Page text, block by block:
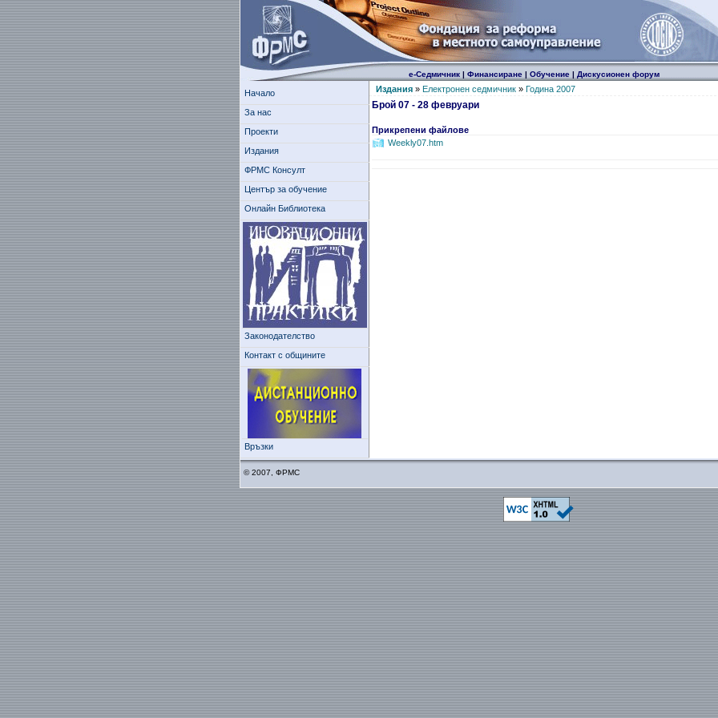
е-Седмичник| Финансиране| Обучение| Дискусионен форум
Начало
За нас
Проекти
Издания
ФРМС Консулт
Център за обучение
Онлайн Библиотека
Законодателство
Контакт с общините
Връзки
Издания» Електронен седмичник» Година 2007
Брой 07 - 28 февруари
Прикрепени файлове
Weekly07.htm
© 2007, ФРМС